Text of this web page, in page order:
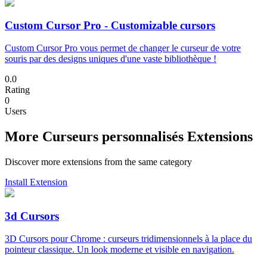
Custom Cursor Pro - Customizable cursors
Custom Cursor Pro vous permet de changer le curseur de votre
souris par des designs uniques d'une vaste bibliothèque !
0.0
Rating
0
Users
More Curseurs personnalisés Extensions
Discover more extensions from the same category
Install Extension
3d Cursors
3D Cursors pour Chrome : curseurs tridimensionnels à la place du
pointeur classique. Un look moderne et visible en navigation.